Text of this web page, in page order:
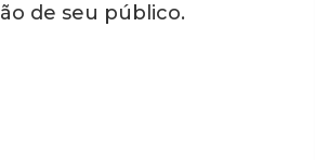
de seu público.